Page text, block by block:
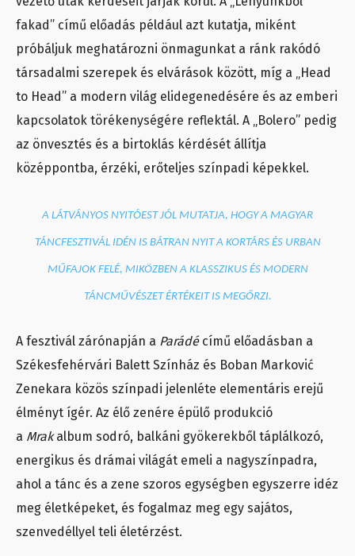
fakad” című előadás például azt kutatja, miként
próbáljuk meghatározni önmagunkat a ránk rakódó
társadalmi szerepek és elvárások között, míg a „Head
to Head” a modern világ elidegenedésére és az emberi
kapcsolatok törékenységére reflektál. A „Bolero” pedig
az önvesztés és a birtoklás kérdését állítja
középpontba, érzéki, erőteljes színpadi képekkel.
A LÁTVÁNYOS NYITÓEST JÓL MUTATJA, HOGY A MAGYAR
TÁNCFESZTIVÁL IDÉN IS BÁTRAN NYIT A KORTÁRS ÉS URBAN
MŰFAJOK FELÉ, MIKÖZBEN A KLASSZIKUS ÉS MODERN
TÁNCMŰVÉSZET ÉRTÉKEIT IS MEGŐRZI.
A fesztivál zárónapján a Parádécímű előadásban a
Székesfehérvári Balett Színház és Boban Marković
Zenekara közös színpadi jelenléte elementáris erejű
élményt ígér. Az élő zenére épülő produkció
a Mrakalbum sodró, balkáni gyökerekből táplálkozó,
energikus és drámai világát emeli a nagyszínpadra,
ahol a tánc és a zene szoros egységben egyszerre idéz
meg életképeket, és fogalmaz meg egy sajátos,
szenvedéllyel teli életérzést.